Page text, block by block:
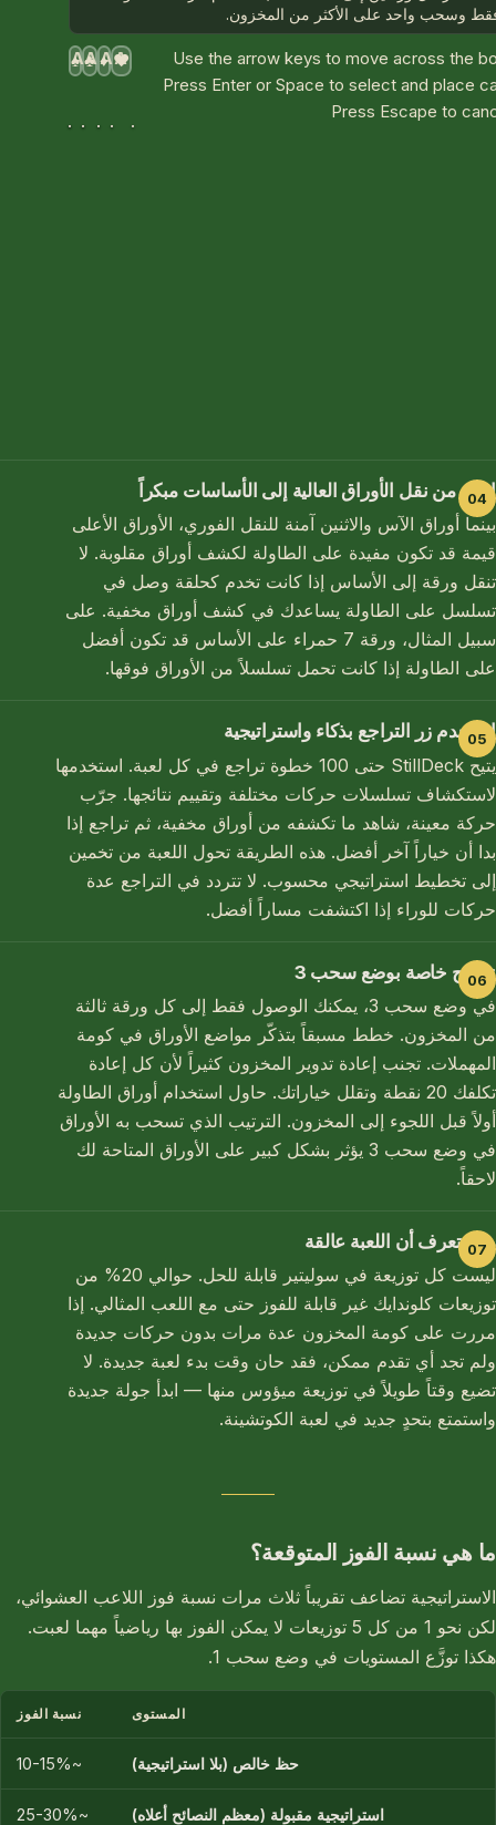
وسحب واحد على الأكثر من المخزون.
Use the arrow keys to move across the
Press Enter or Space to select and place
Press Escape to
A
♥
A
♦
A
♣
A
♠
احذر من نقل الأوراق العالية إلى الأساسات مبكراً
بينما أوراق الآس والاثنين آمنة للنقل الفوري، الأوراق الأعلى
قيمة قد تكون مفيدة على الطاولة لكشف أوراق مقلوبة. لا
تنقل ورقة إلى الأساس إذا كانت تخدم كحلقة وصل في
تسلسل على الطاولة يساعدك في كشف أوراق مخفية. على
سبيل المثال، ورقة 7 حمراء على الأساس قد تكون أفضل
على الطاولة إذا كانت تحمل تسلسلاً من الأوراق فوقها.
استخدم زر التراجع بذكاء واستراتيجية
يتيح StillDeck حتى 100 خطوة تراجع في كل لعبة. استخدمها
لاستكشاف تسلسلات حركات مختلفة وتقييم نتائجها. جرّب
حركة معينة، شاهد ما تكشفه من أوراق مخفية، ثم تراجع إذا
بدا أن خياراً آخر أفضل. هذه الطريقة تحول اللعبة من تخمين
إلى تخطيط استراتيجي محسوب. لا تتردد في التراجع عدة
حركات للوراء إذا اكتشفت مساراً أفضل.
نصائح خاصة بوضع سحب 3
في وضع سحب 3، يمكنك الوصول فقط إلى كل ورقة ثالثة
من المخزون. خطط مسبقاً بتذكّر مواضع الأوراق في كومة
المهملات. تجنب إعادة تدوير المخزون كثيراً لأن كل إعادة
تكلفك 20 نقطة وتقلل خياراتك. حاول استخدام أوراق الطاولة
أولاً قبل اللجوء إلى المخزون. الترتيب الذي تسحب به الأوراق
في وضع سحب 3 يؤثر بشكل كبير على الأوراق المتاحة لك
لاحقاً.
متى تعرف أن اللعبة عالقة
ليست كل توزيعة في سوليتير قابلة للحل. حوالي 20% من
توزيعات كلوندايك غير قابلة للفوز حتى مع اللعب المثالي. إذا
مررت على كومة المخزون عدة مرات بدون حركات جديدة
ولم تجد أي تقدم ممكن، فقد حان وقت بدء لعبة جديدة. لا
تضيع وقتاً طويلاً في توزيعة ميؤوس منها — ابدأ جولة جديدة
واستمتع بتحدٍ جديد في لعبة الكوتشينة.
ما هي نسبة الفوز المتوقعة؟
الاستراتيجية تضاعف تقريباً ثلاث مرات نسبة فوز اللاعب العشوائي،
لكن نحو 1 من كل 5 توزيعات لا يمكن الفوز بها رياضياً مهما لعبت.
هكذا توزَّع المستويات في وضع سحب 1.
المستوى نسبة الفوز
حظ خالص (بلا استراتيجية) ~10-15%
استراتيجية مقبولة (معظم النصائح أعلاه) ~25-30%